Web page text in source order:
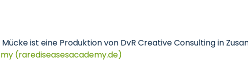
ist eine Produktion von DvR Creative Consulting in
(rarediseasesacademy.de)